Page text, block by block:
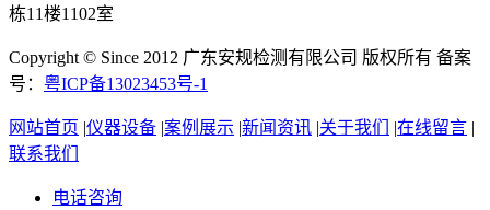
栋11楼1102室
Copyright © Since 2012 广东安规检测有限公司 版权所有 备案
号： 粤ICP备13023453号-1
网站首页 |仪器设备 |案例展示 |新闻资讯 |关于我们 |在线留言 |
联系我们
电话咨询